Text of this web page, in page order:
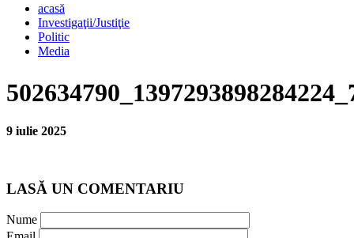
acasă
Investigaţii/Justiţie
Politic
Media
9 iulie 2025
LASĂ UN COMENTARIU
Nume